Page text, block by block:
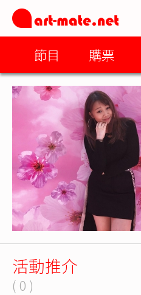
節目 購票
活動推介
( 0 )